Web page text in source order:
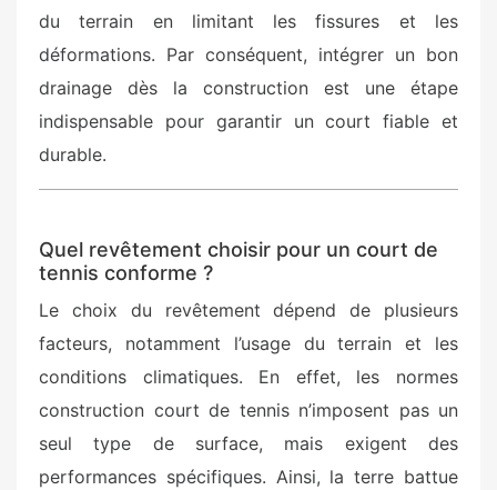
du terrain en limitant les fissures et les
déformations. Par conséquent, intégrer un bon
drainage dès la construction est une étape
indispensable pour garantir un court fiable et
durable.
Quel revêtement choisir pour un court de
tennis conforme ?
Le choix du revêtement dépend de plusieurs
facteurs, notamment l’usage du terrain et les
conditions climatiques. En effet, les normes
construction court de tennis n’imposent pas un
seul type de surface, mais exigent des
performances spécifiques. Ainsi, la terre battue